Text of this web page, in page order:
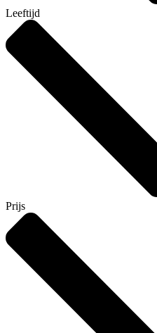
Leeftijd
Prijs